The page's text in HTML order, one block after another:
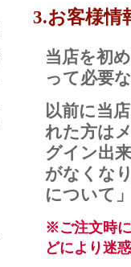
3.お客様情
当店を初
って必要
以前に当
れた方は
グイン出
がなくな
について
※ご注文時
どにより迷